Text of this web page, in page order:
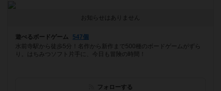
お知らせはありません
遊べるボードゲーム
547個
水前寺駅から徒歩5分！名作から新作まで500種のボードゲームがずら
り。はちみつソフト片手に、今日も冒険の時間！
フォローする